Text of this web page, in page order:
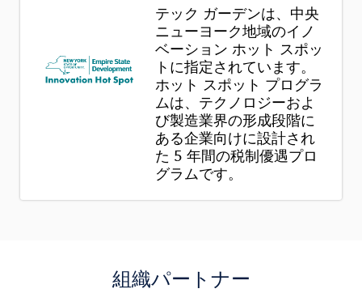
テック ガーデンは、中央
ニューヨーク地域のイノ
ベーション ホット スポッ
トに指定されています。
ホット スポット プログラ
ムは、テクノロジーおよ
び製造業界の形成段階に
ある企業向けに設計され
た 5 年間の税制優遇プロ
グラムです。
組織パートナー